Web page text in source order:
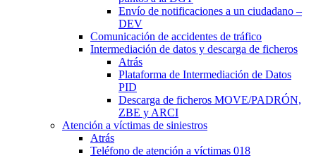
Envío de notificaciones a un ciudadano –
DEV
Comunicación de accidentes de tráfico
Intermediación de datos y descarga de ficheros
Atrás
Plataforma de Intermediación de Datos
PID
Descarga de ficheros MOVE/PADRÓN,
ZBE y ARCI
Atención a víctimas de siniestros
Atrás
Teléfono de atención a víctimas 018